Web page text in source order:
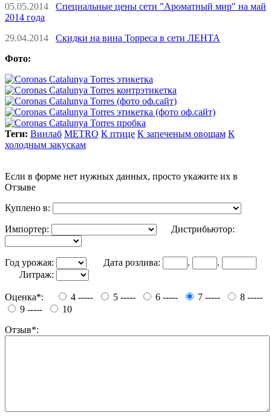
05.05.2014
Специальные цены сети "Ароматный мир" на май
2014 года
29.04.2014
Скидки на вина Торреса в сети ЛЕНТА
Фото:
Теги: Винлаб METRO К птице К запеченым овощам К
холодным закускам
Если в форме нет нужных данных, просто укажите их в
Отзыве
Куплено в:
Импортер: Дистрибьютор:
Год урожая: Дата розлива: .
.
Литраж:
Оценка*: 4 ----- 5 ----- 6 ----- 7 -----
8 -----
9 -----
10
Отзыв*: